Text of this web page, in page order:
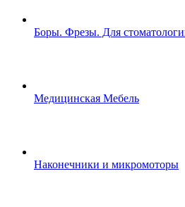
Боры. Фрезы. Для
Медицинская Мебель
Наконечники и микромоторы